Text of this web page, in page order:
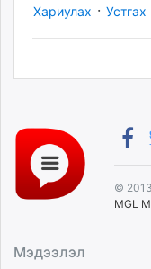
Хариулах · Устгах
©
MGL
Мэдээлэл